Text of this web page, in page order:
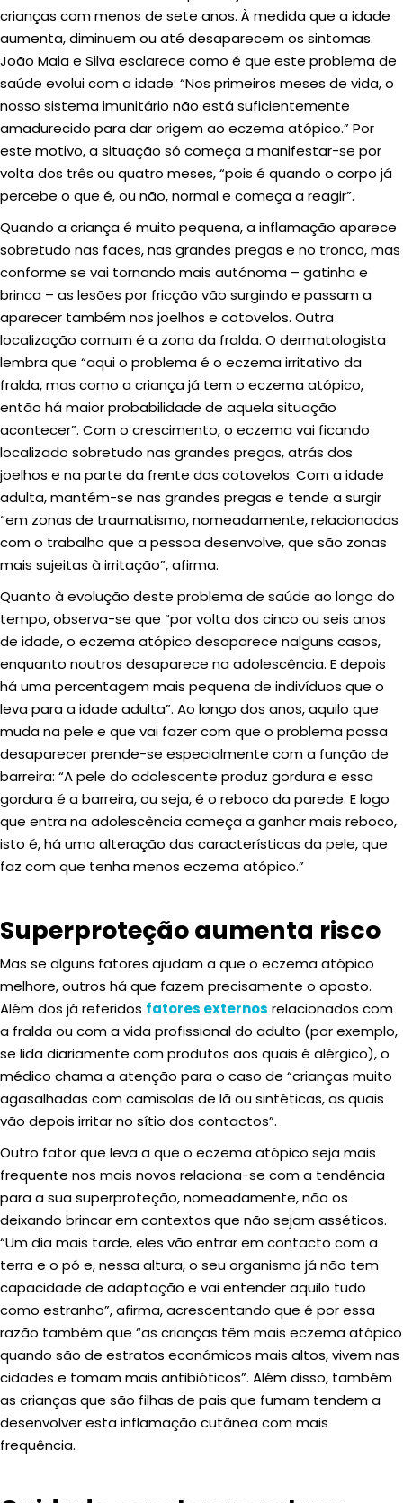
crianças com menos de sete anos. À medida que a idade
aumenta, diminuem ou até desaparecem os sintomas.
João Maia e Silva esclarece como é que este problema de
saúde evolui com a idade: “Nos primeiros meses de vida, o
nosso sistema imunitário não está suficientemente
amadurecido para dar origem ao eczema atópico.” Por
este motivo, a situação só começa a manifestar-se por
volta dos três ou quatro meses, “pois é quando o corpo já
percebe o que é, ou não, normal e começa a reagir”.
Quando a criança é muito pequena, a inflamação aparece
sobretudo nas faces, nas grandes pregas e no tronco, mas
conforme se vai tornando mais autónoma – gatinha e
brinca – as lesões por fricção vão surgindo e passam a
aparecer também nos joelhos e cotovelos. Outra
localização comum é a zona da fralda. O dermatologista
lembra que “aqui o problema é o eczema irritativo da
fralda, mas como a criança já tem o eczema atópico,
então há maior probabilidade de aquela situação
acontecer”. Com o crescimento, o eczema vai ficando
localizado sobretudo nas grandes pregas, atrás dos
joelhos e na parte da frente dos cotovelos. Com a idade
adulta, mantém-se nas grandes pregas e tende a surgir
“em zonas de traumatismo, nomeadamente, relacionadas
com o trabalho que a pessoa desenvolve, que são zonas
mais sujeitas à irritação”, afirma.
Quanto à evolução deste problema de saúde ao longo do
tempo, observa-se que “por volta dos cinco ou seis anos
de idade, o eczema atópico desaparece nalguns casos,
enquanto noutros desaparece na adolescência. E depois
há uma percentagem mais pequena de indivíduos que o
leva para a idade adulta”. Ao longo dos anos, aquilo que
muda na pele e que vai fazer com que o problema possa
desaparecer prende-se especialmente com a função de
barreira: “A pele do adolescente produz gordura e essa
gordura é a barreira, ou seja, é o reboco da parede. E logo
que entra na adolescência começa a ganhar mais reboco,
isto é, há uma alteração das características da pele, que
faz com que tenha menos eczema atópico.”
Superproteção aumenta risco
Mas se alguns fatores ajudam a que o eczema atópico
melhore, outros há que fazem precisamente o oposto.
Além dos já referidos fatores externos relacionados com
a fralda ou com a vida profissional do adulto (por exemplo,
se lida diariamente com produtos aos quais é alérgico), o
médico chama a atenção para o caso de “crianças muito
agasalhadas com camisolas de lã ou sintéticas, as quais
vão depois irritar no sítio dos contactos”.
Outro fator que leva a que o eczema atópico seja mais
frequente nos mais novos relaciona-se com a tendência
para a sua superproteção, nomeadamente, não os
deixando brincar em contextos que não sejam asséticos.
“Um dia mais tarde, eles vão entrar em contacto com a
terra e o pó e, nessa altura, o seu organismo já não tem
capacidade de adaptação e vai entender aquilo tudo
como estranho”, afirma, acrescentando que é por essa
razão também que “as crianças têm mais eczema atópico
quando são de estratos económicos mais altos, vivem nas
cidades e tomam mais antibióticos”. Além disso, também
as crianças que são filhas de pais que fumam tendem a
desenvolver esta inflamação cutânea com mais
frequência.